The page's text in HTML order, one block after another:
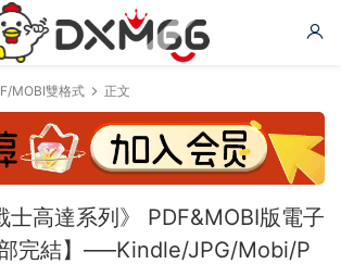
MOBI雙格式 正文
士高達系列》 PDF&MOBI版電子
完結】—–Kindle/JPG/Mobi/P